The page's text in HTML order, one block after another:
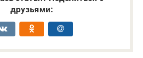
друзьями: